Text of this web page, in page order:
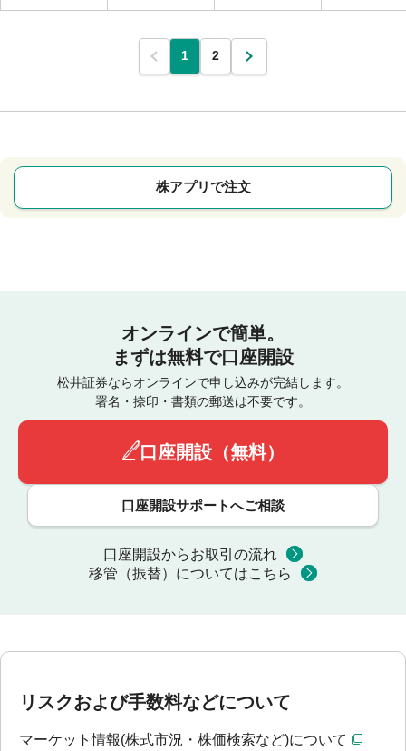
1 2
株アプリで注文
オンラインで簡単。
まずは無料で口座開設
松井証券ならオンラインで申し込みが完結します。
署名・捺印・書類の郵送は不要です。
口座開設（無料）
口座開設サポートへご相談
口座開設からお取引の流れ
移管（振替）についてはこちら
リスクおよび手数料などについて
マーケット情報(株式市況・株価検索など)について